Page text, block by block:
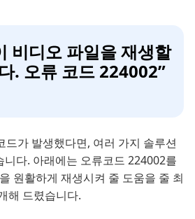
비디오 파일을 재생할
. 오류 코드 224002”
드가 발생했다면, 여러 가지 솔루션
니다. 아래에는 오류코드 224002를
원활하게 재생시켜 줄 도움을 줄 최
해 드렸습니다.